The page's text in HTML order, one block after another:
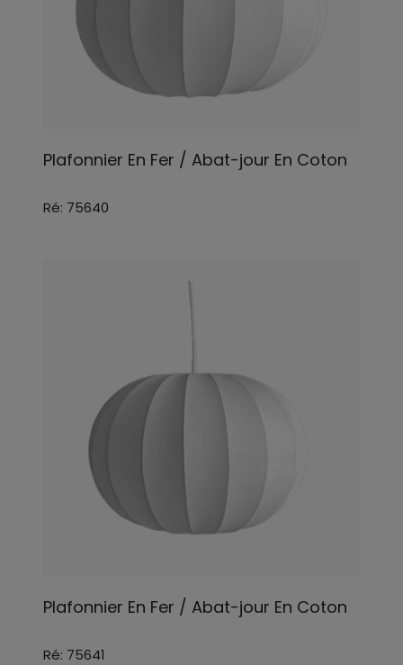
Plafonnier En Fer / Abat-jour En Coton
Ré: 75640
Plafonnier En Fer / Abat-jour En Coton
Ré: 75641